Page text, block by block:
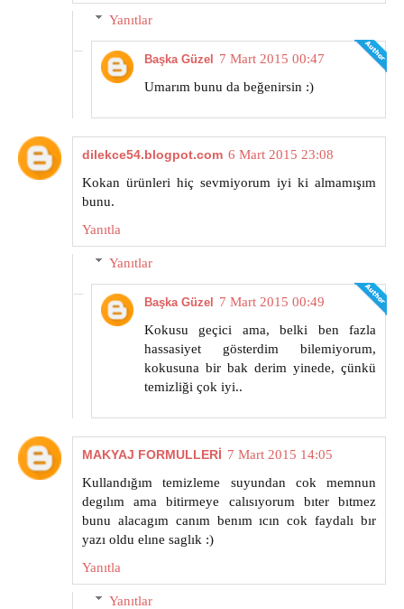
Yanıtlar
Başka Güzel
7 Mart 2015 00:47
Umarım bunu da beğenirsin :)
dilekce54.blogpot.com 6 Mart 2015 23:08
Kokan ürünleri hiç sevmiyorum iyi ki almamışım
bunu.
Yanıtla
Yanıtlar
Başka Güzel
7 Mart 2015 00:49
Kokusu geçici ama, belki ben fazla
hassasiyet gösterdim bilemiyorum,
kokusuna bir bak derim yinede, çünkü
temizliği çok iyi..
MAKYAJ FORMULLERİ 7 Mart 2015 14:05
Kullandığım temizleme suyundan cok memnun
degılım ama bitirmeye calısıyorum bıter bıtmez
bunu alacagım canım benım ıcın cok faydalı bır
yazı oldu elıne saglık :)
Yanıtla
Yanıtlar